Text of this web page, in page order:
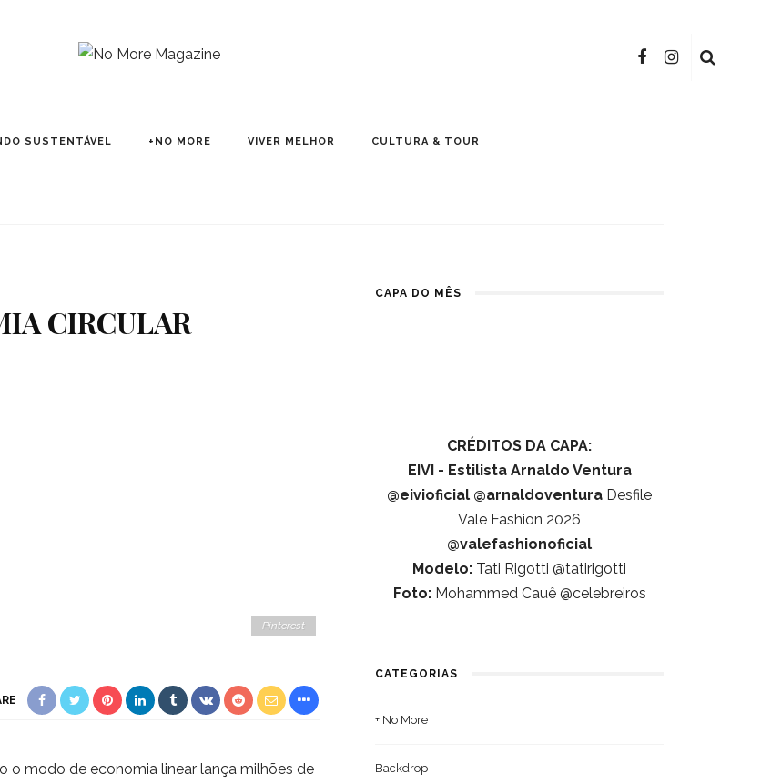
SUSTENTÁVEL +NO MORE VIVER MELHOR CULTURA & TOUR
CIRCULAR
Pinterest
o modo de economia linear lança milhões de
CAPA DO MÊS
CRÉDITOS DA CAPA:
EIVI - Estilista Arnaldo Ventura
@eivioficial @arnaldoventura Desfile
Vale Fashion 2026
@valefashionoficial
Modelo: Tati Rigotti @tatirigotti
Foto:Mohammed Cauê @celebreiros
CATEGORIAS
+ No More
Backdrop